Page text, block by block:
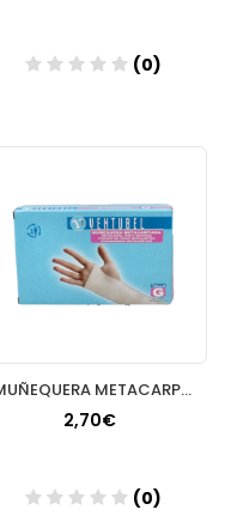
(0)
MUÑEQUERA METACARPIANA VENTUBEL T GDE
2,70€
(0)